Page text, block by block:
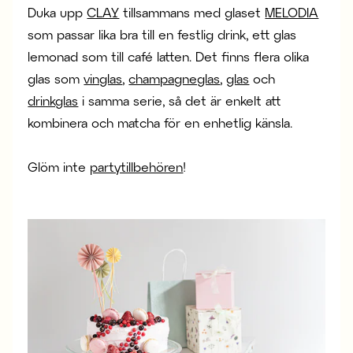
Duka uppCLAY tillsammans med glaset MELODIA
som passar lika bra till en festlig drink, ett glas
lemonad som till café latten. Det finns flera olika
glas somvinglas,champagneglas,glas och
drinkglas i samma serie, så det är enkelt att
kombinera och matcha för en enhetlig känsla.
Glöm inte partytillbehören!